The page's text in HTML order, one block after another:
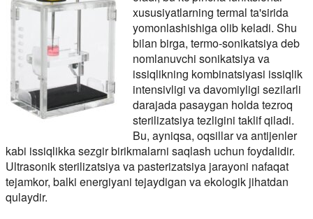
xususiyatlarning termal ta'sirida
yomonlashishiga olib keladi. Shu
bilan birga, termo-sonikatsiya deb
nomlanuvchi sonikatsiya va
issiqlikning kombinatsiyasi issiqlik
intensivligi va davomiyligi sezilarli
darajada pasaygan holda tezroq
sterilizatsiya tezligini taklif qiladi.
Bu, ayniqsa, oqsillar va antijenler
kabi issiqlikka sezgir birikmalarni saqlash uchun foydalidir.
Ultrasonik sterilizatsiya va pasterizatsiya jarayoni nafaqat
tejamkor, balki energiyani tejaydigan va ekologik jihatdan
qulaydir.